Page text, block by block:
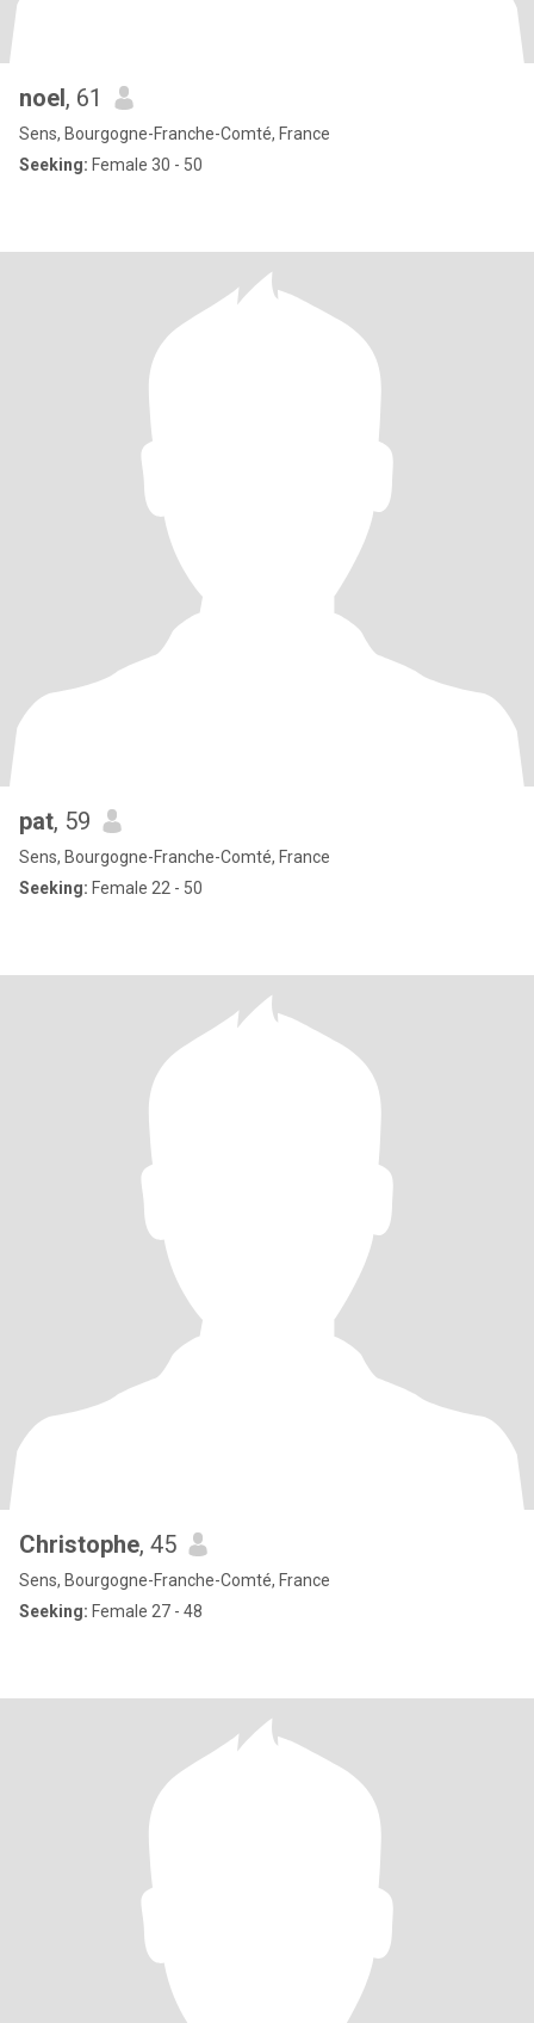
noel, 61
Sens, Bourgogne-Franche-Comté, France
Seeking: Female 30 - 50
pat, 59
Sens, Bourgogne-Franche-Comté, France
Seeking: Female 22 - 50
Christophe, 45
Sens, Bourgogne-Franche-Comté, France
Seeking: Female 27 - 48